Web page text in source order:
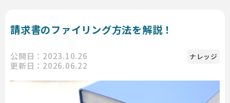
請求書のファイリング方法を解説！
公開日：2023.10.26
更新日：2026.06.22
ナレッジ